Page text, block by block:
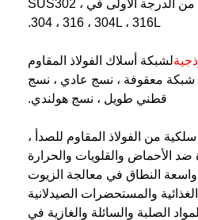
الفولاذ المقاوم للصدأ من الدرجة الأولى في SUS302 ،
304 ، 316 ، 304L ، 316L.
لشبكة أسلاك الفولاذ المقاوم
شبكة معقوفة ، نسج عادي ، نسج
قطني طويل ، نسج هولندي.
من الفولاذ المقاوم للصدأ ،
ضد الأحماض والقلويات والحرارة
واسعة النطاق في معالجة الزيوت
الغذائية والمستحضرات الصيدلانية
الصلبة والسائلة والغازية في